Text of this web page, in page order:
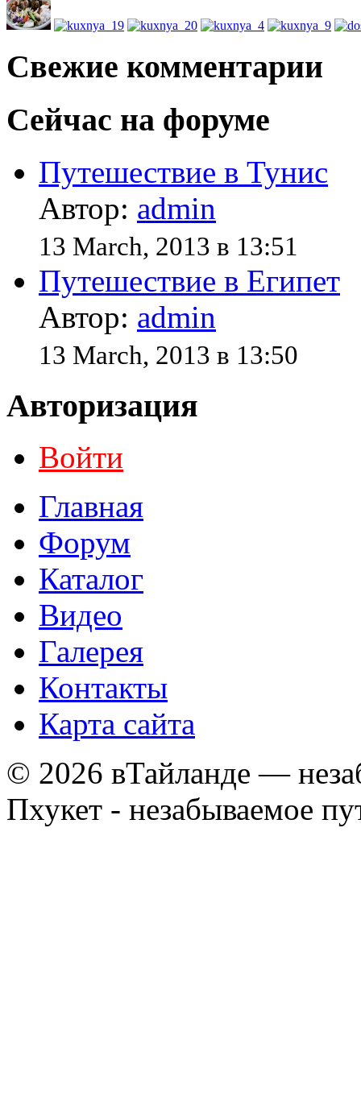
Свежие комментарии
Сейчас на форуме
Путешествие в Тунис
Автор: admin
13 March, 2013 в 13:51
Путешествие в Египет
Автор: admin
13 March, 2013 в 13:50
Авторизация
Войти
Главная
Форум
Каталог
Видео
Галерея
Контакты
Карта сайта
© 2026 вТайланде —
Пхукет - незабываемое